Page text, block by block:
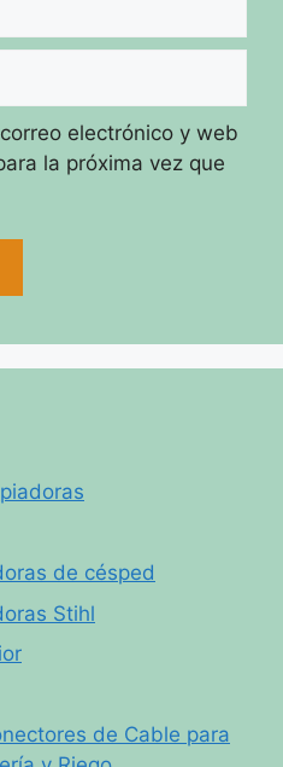
electrónico y web
la próxima vez que
de césped
Stihl
de Cable para